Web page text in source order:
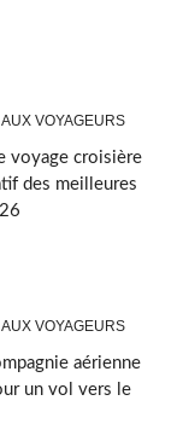
VOYAGEURS
voyage croisière
des meilleures
VOYAGEURS
aérienne
un vol vers le